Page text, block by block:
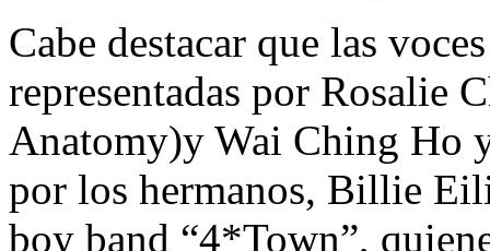
Cabe destacar que las
representadas por Rosalie
Anatomy)y Wai Ching Ho
por los hermanos, Billie
boy band “4*Town”,